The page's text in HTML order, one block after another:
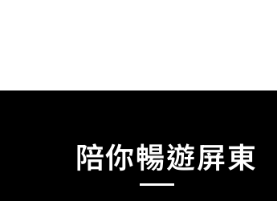
陪你暢遊屏東